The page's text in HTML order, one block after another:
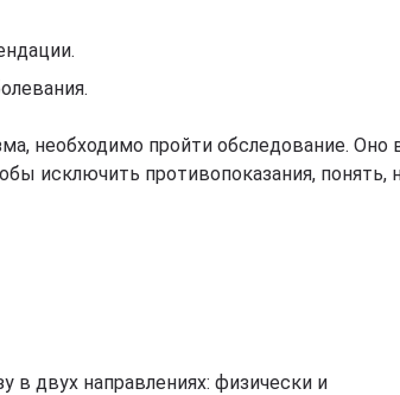
необходимо пройти обследование.
исключить противопоказания,
в двух направлениях: физически и